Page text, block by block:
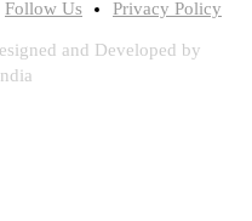
Follow Us Privacy Policy
and Developed by